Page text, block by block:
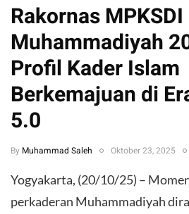
Rakornas MPKSDI
Muhammadiyah
Profil Kader Islam
Berkemajuan di
5.0
By Muhammad Saleh Oktober 23, 2025
Yogyakarta, (20/10/25) –
perkaderan Muhammadiyah